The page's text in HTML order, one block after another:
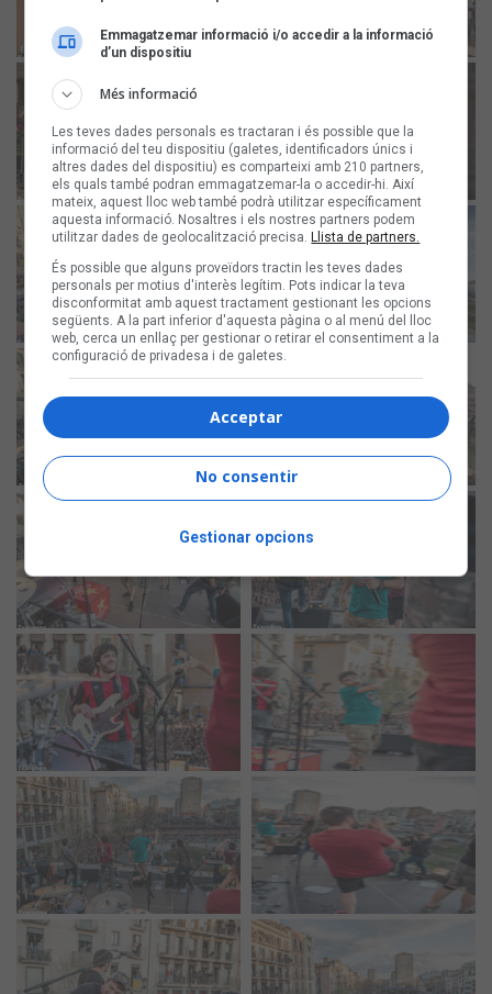
Emmagatzemar informació i/o accedir a la informació
d’un dispositiu
Més informació
Les teves dades personals es tractaran i és possible que la
informació del teu dispositiu (galetes, identificadors únics i
altres dades del dispositiu) es comparteixi amb 210 partners,
els quals també podran emmagatzemar-la o accedir-hi. Així
mateix, aquest lloc web també podrà utilitzar específicament
aquesta informació. Nosaltres i els nostres partners podem
utilitzar dades de geolocalització precisa. Llista de partners.
És possible que alguns proveïdors tractin les teves dades
personals per motius d'interès legítim. Pots indicar la teva
disconformitat amb aquest tractament gestionant les opcions
següents. A la part inferior d'aquesta pàgina o al menú del lloc
web, cerca un enllaç per gestionar o retirar el consentiment a la
configuració de privadesa i de galetes.
Acceptar
No consentir
Gestionar opcions